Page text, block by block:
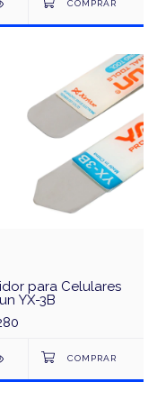
para Celulares
YX-3B